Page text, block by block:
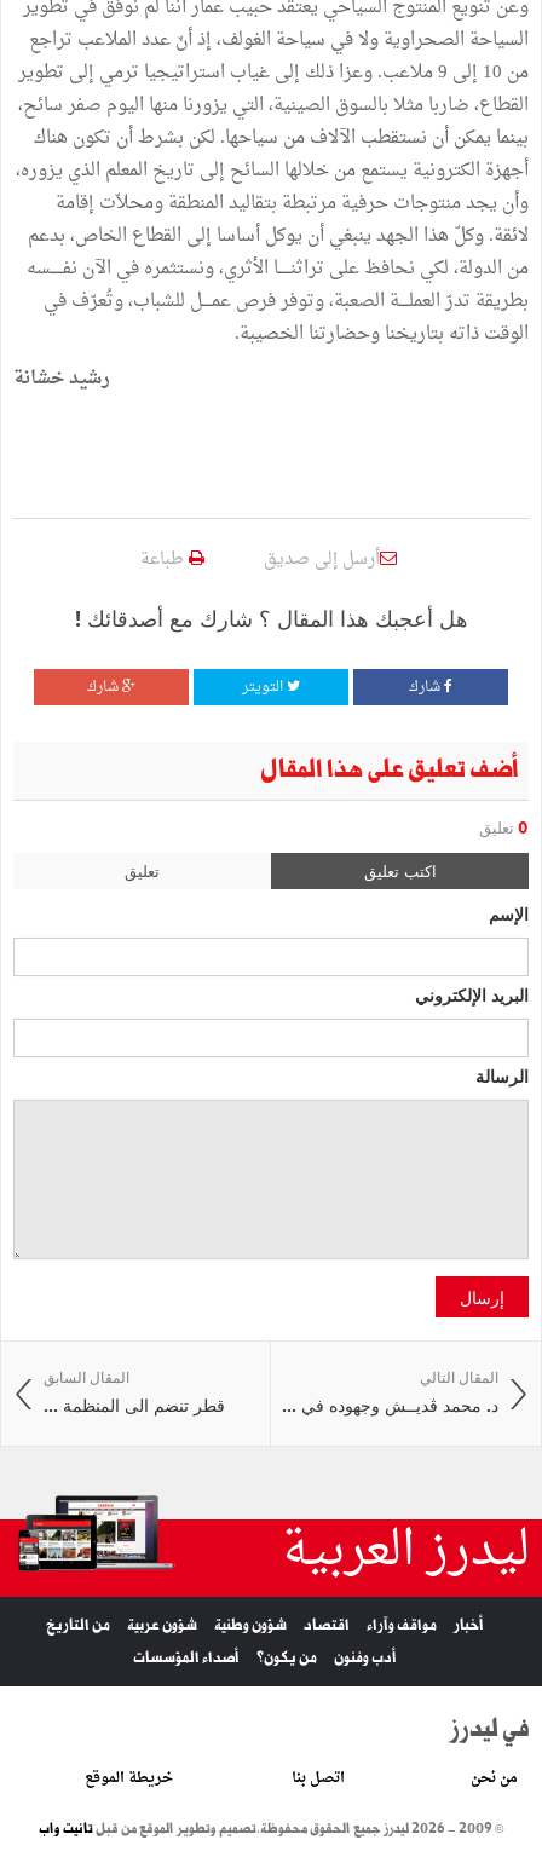
وعن تنويع المنتوج السياحي يعتقد حبيب عمار أنّنا لم نُوفّق في تطوير
السياحة الصحراوية ولا في سياحة الغولف، إذ أنّ عدد الملاعب تراجع
من 10 إلى 9 ملاعب. وعزا ذلك إلى غياب استراتيجيا ترمي إلى تطوير
القطاع، ضاربا مثلا بالسوق الصينية، التي يزورنا منها اليوم صفر سائح،
بينما يمكن أن نستقطب الآلاف من سياحها. لكن بشرط أن تكون هناك
أجهزة الكترونية يستمع من خلالها السائح إلى تاريخ المعلم الذي يزوره،
وأن يجد منتوجات حرفية مرتبطة بتقاليد المنطقة ومحلاّت إقامة
لائقة. وكلّ هذا الجهد ينبغي أن يوكل أساسا إلى القطاع الخاص، بدعم
من الدولة، لكي نحافظ على تراثنـــــا الأثري، ونستثمره في الآن نفـــــسه
بطريقة تدرّ العملــــة الصعبة، وتوفر فرص عمــــل للشباب، وتُعرّف في
الوقت ذاته بتاريخنا وحضارتنا الخصيبة.
رشيد خشانة
أرسل إلى صديق طباعة
هل أعجبك هذا المقال ؟ شارك مع أصدقائك !
شارك التويتر شارك
أضف تعليق على هذا المقال
0 تعليق
اكتب تعليق تعليق
الإسم
البريد الإلكتروني
الرسالة
إرسال
المقال السابق
قطر تنضم الى المنظمة ...
المقال التالي
د. محمد ڤديــش وجهوده في ...
ليدرز العربية
أخبار مواقف وآراء اقتصاد شؤون وطنية شؤون عربية
من التاريخ
أدب وفنون
من يكون؟ أصداء المؤسسات
في ليدرز
من نحن اتصل بنا خريطة الموقع
© 2009 - 2026 ليدرز جميع الحقوق محفوظة. تصميم وتطوير الموقع من قبلتانيت واب